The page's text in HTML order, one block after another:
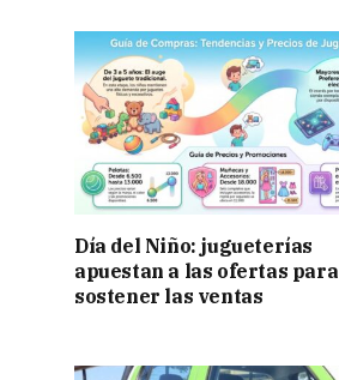
Día del Niño: jugueterías
apuestan a las ofertas para
sostener las ventas